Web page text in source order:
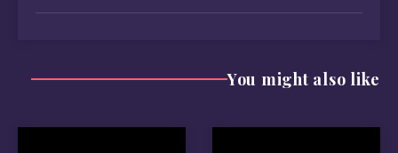
You might also like